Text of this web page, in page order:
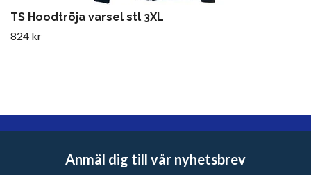
TS Hoodtröja varsel stl 3XL
824 kr
Anmäl dig till vår nyhetsbrev